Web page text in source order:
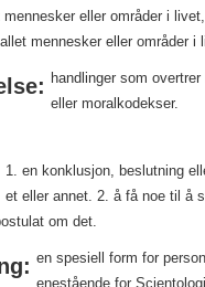
eller områder i
mennesker eller områder i
handlinger som overtrer
eller moralkodekser.
1. en konklusjon, beslutning
et eller annet. 2. å få noe til å
om det.
en spesiell form for
enestående for